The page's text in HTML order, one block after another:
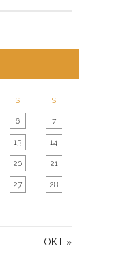
S S
OKT »
6 7
13 14
20 21
27 28